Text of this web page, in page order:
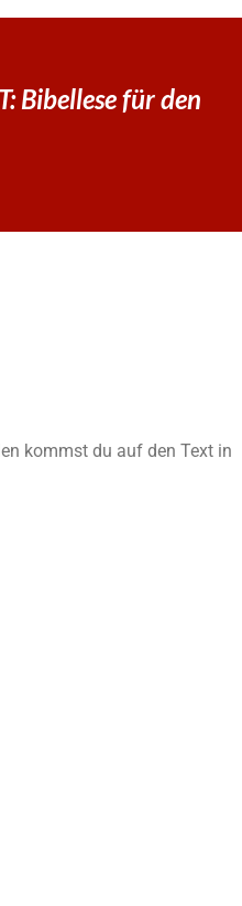
Bibellese für den
kommst du auf den Text in